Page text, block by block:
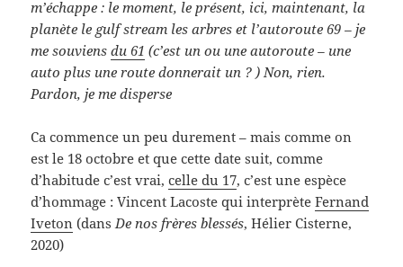
m’échappe : le moment, le présent, ici, maintenant, la
planète le gulf stream les arbres et l’autoroute 69 – je
me souviensdu 61 (c’est un ou une autoroute – une
auto plus une route donnerait un ? ) Non, rien.
Pardon, je me disperse
Ca commence un peu durement – mais comme on
est le 18 octobre et que cette date suit, comme
d’habitude c’est vrai,celle du 17, c’est une espèce
d’hommage : Vincent Lacoste qui interprèteFernand
Iveton (dans De nos frères blessés, Hélier Cisterne,
2020)